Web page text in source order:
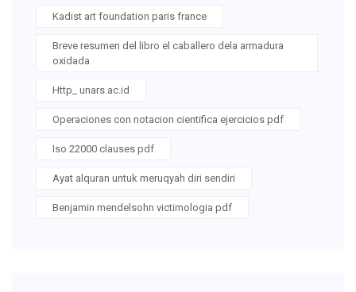
Kadist art foundation paris france
Breve resumen del libro el caballero dela armadura
oxidada
Http_ unars.ac.id
Operaciones con notacion cientifica ejercicios pdf
Iso 22000 clauses pdf
Ayat alquran untuk meruqyah diri sendiri
Benjamin mendelsohn victimologia pdf